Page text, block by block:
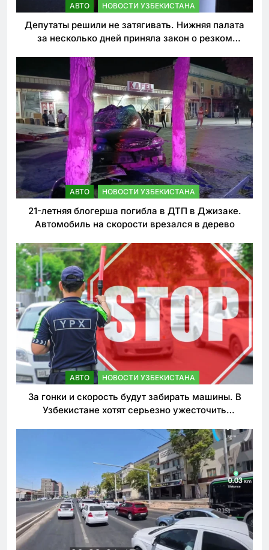
АВТО НОВОСТИ УЗБЕКИСТАНА
Депутаты решили не затягивать. Нижняя палата
за несколько дней приняла закон о резком
АВТО НОВОСТИ УЗБЕКИСТАНА
21-летняя блогерша погибла в ДТП в Джизаке.
Автомобиль на скорости врезался в дерево
АВТО НОВОСТИ УЗБЕКИСТАНА
За гонки и скорость будут забирать машины. В
Узбекистане хотят серьезно ужесточить